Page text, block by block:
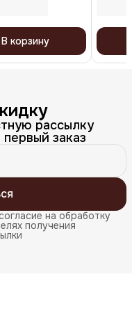
В корзину
рассылку
заказ
на обработку
получения